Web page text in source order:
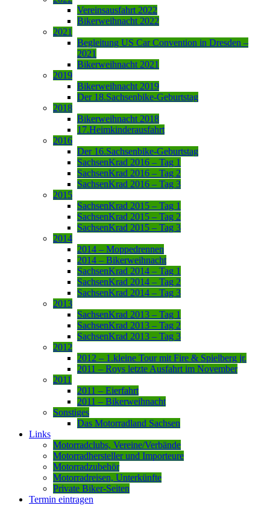
Vereinsausfahrt 2022
Bikerweihnacht 2022
2021
Begleitung US Car Convention in Dresden –
2021
Bikerweihnacht 2021
2019
Bikerweihnacht 2019
Der 18.Sachsenbike-Geburtstag
2018
Bikerweihnacht 2018
17.Heimkinderausfahrt
2016
Der 16.Sachsenbike-Geburtstag
SachsenKrad 2016 – Tag 1
SachsenKrad 2016 – Tag 2
SachsenKrad 2016 – Tag 3
2015
SachsenKrad 2015 – Tag 1
SachsenKrad 2015 – Tag 2
SachsenKrad 2015 – Tag 3
2014
2014 – Moppedrennen
2014 – Bikerweihnacht
SachsenKrad 2014 – Tag 1
SachsenKrad 2014 – Tag 2
SachsenKrad 2014 – Tag 3
2013
SachsenKrad 2013 – Tag 1
SachsenKrad 2013 – Tag 2
SachsenKrad 2013 – Tag 3
2012
2012 – 1.kleine Tour mit Fire & Spielberg jr.
2011 – Roys letzte Ausfahrt im November
2011
2011 – Eierfahrt
2011 – Bikerweihnacht
Sonstiges
Das Motorradland Sachsen
Links
Motorradclubs, Vereine/Verbände
Motorradhersteller und Importeure
Motorradzubehör
Motorradreisen, Unterkünfte
Private Biker-Seiten
Termin eintragen